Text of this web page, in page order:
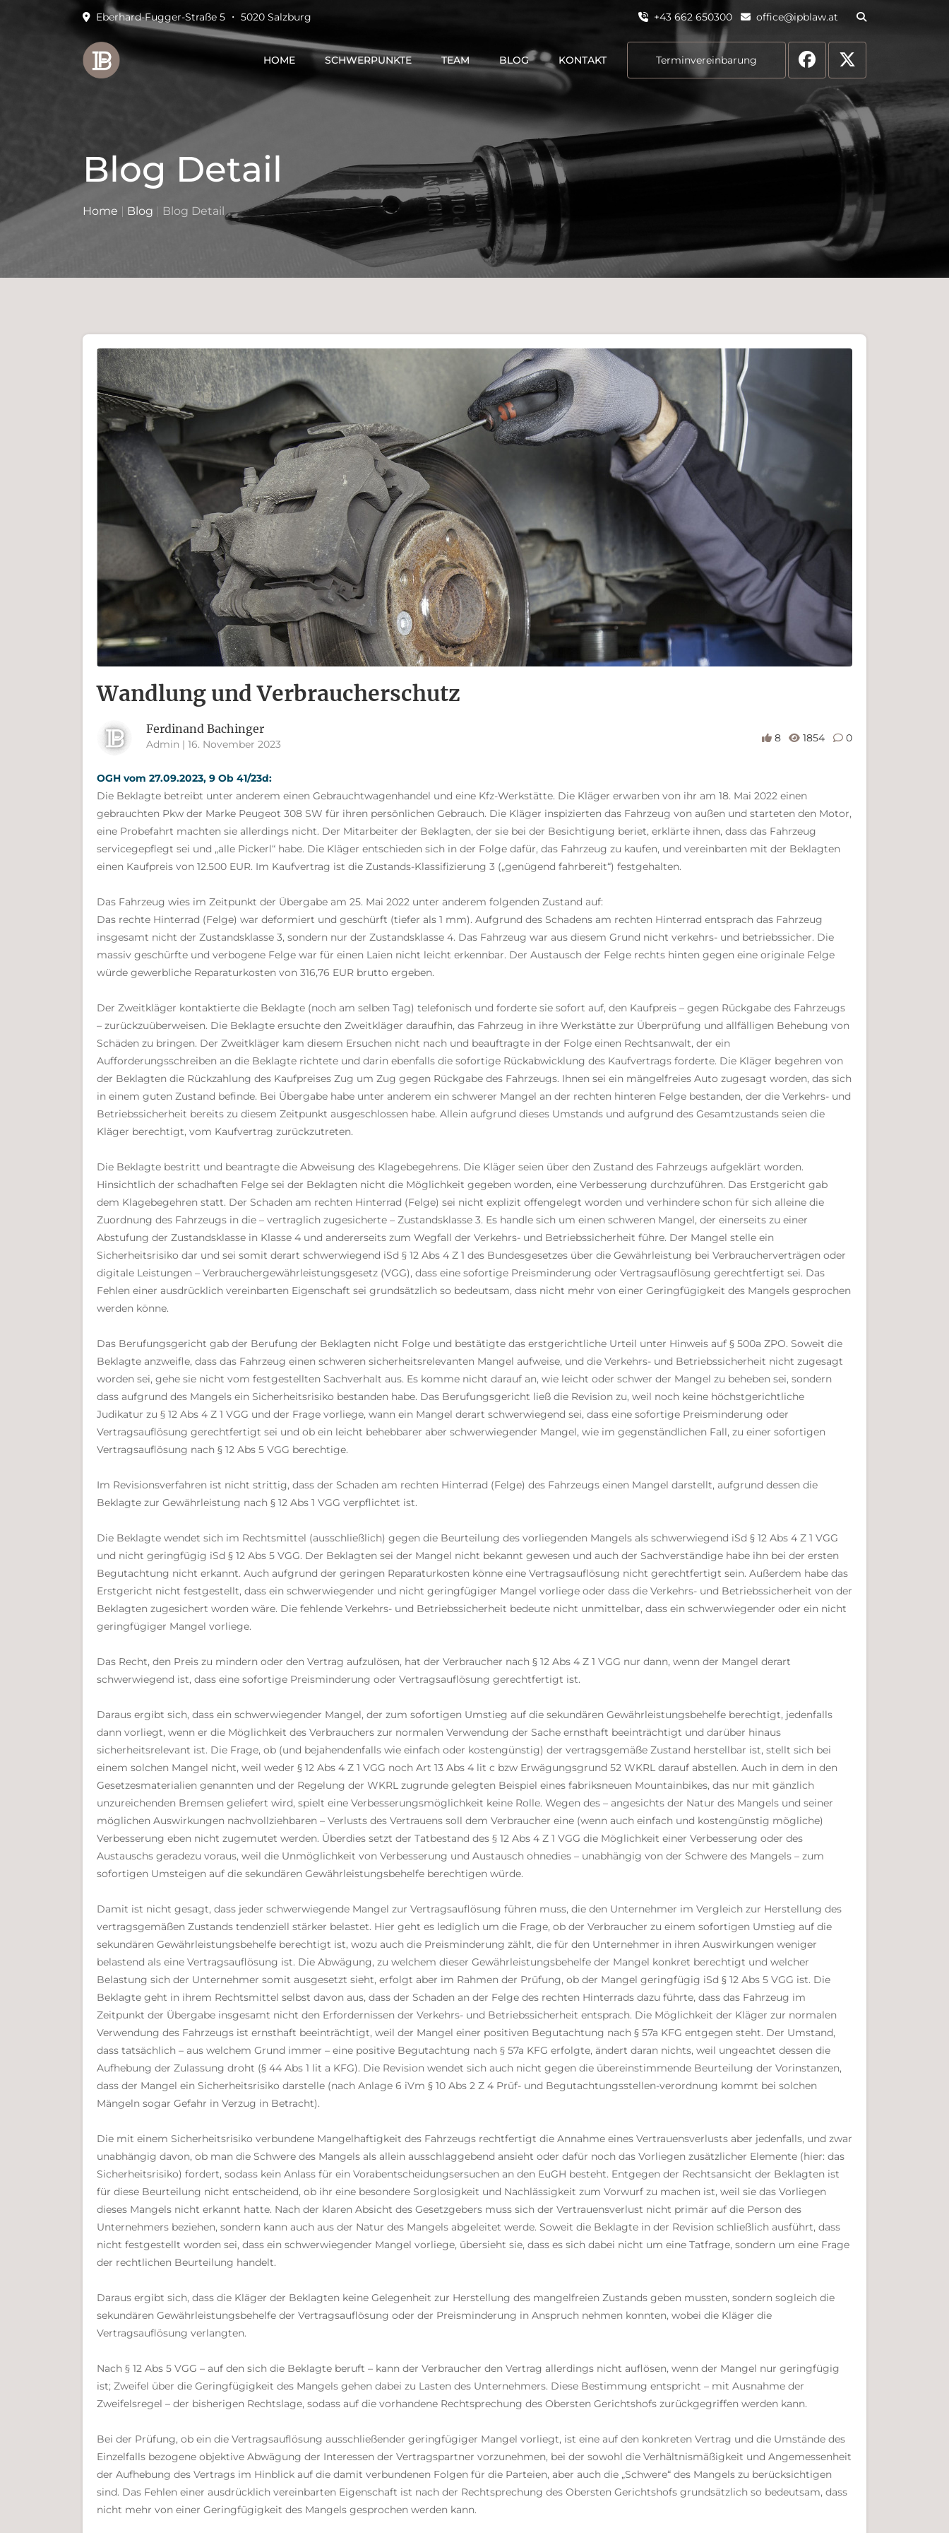
Eberhard-Fugger-Straße 5 ・ 5020 Salzburg +43 662 650300 office@ipblaw.at
HOME SCHWERPUNKTE TEAM BLOG KONTAKT Terminvereinbarung
Blog Detail
Home | Blog | Blog Detail
Wandlung und Verbraucherschutz
Ferdinand Bachinger
Admin | 16. November 2023
8 1854 0
OGH vom 27.09.2023, 9 Ob 41/23d:
Die Beklagte betreibt unter anderem einen Gebrauchtwagenhandel und eine Kfz-Werkstätte. Die Kläger erwarben von ihr am 18. Mai 2022 einen
gebrauchten Pkw der Marke Peugeot 308 SW für ihren persönlichen Gebrauch. Die Kläger inspizierten das Fahrzeug von außen und starteten den Motor,
eine Probefahrt machten sie allerdings nicht. Der Mitarbeiter der Beklagten, der sie bei der Besichtigung beriet, erklärte ihnen, dass das Fahrzeug
servicegepflegt sei und „alle Pickerl“ habe. Die Kläger entschieden sich in der Folge dafür, das Fahrzeug zu kaufen, und vereinbarten mit der Beklagten
einen Kaufpreis von 12.500 EUR. Im Kaufvertrag ist die Zustands-Klassifizierung 3 („genügend fahrbereit“) festgehalten.
Das Fahrzeug wies im Zeitpunkt der Übergabe am 25. Mai 2022 unter anderem folgenden Zustand auf:
Das rechte Hinterrad (Felge) war deformiert und geschürft (tiefer als 1 mm). Aufgrund des Schadens am rechten Hinterrad entsprach das Fahrzeug
insgesamt nicht der Zustandsklasse 3, sondern nur der Zustandsklasse 4. Das Fahrzeug war aus diesem Grund nicht verkehrs- und betriebssicher. Die
massiv geschürfte und verbogene Felge war für einen Laien nicht leicht erkennbar. Der Austausch der Felge rechts hinten gegen eine originale Felge
würde gewerbliche Reparaturkosten von 316,76 EUR brutto ergeben.
Der Zweitkläger kontaktierte die Beklagte (noch am selben Tag) telefonisch und forderte sie sofort auf, den Kaufpreis – gegen Rückgabe des Fahrzeugs
– zurückzuüberweisen. Die Beklagte ersuchte den Zweitkläger daraufhin, das Fahrzeug in ihre Werkstätte zur Überprüfung und allfälligen Behebung von
Schäden zu bringen. Der Zweitkläger kam diesem Ersuchen nicht nach und beauftragte in der Folge einen Rechtsanwalt, der ein
Aufforderungsschreiben an die Beklagte richtete und darin ebenfalls die sofortige Rückabwicklung des Kaufvertrags forderte. Die Kläger begehren von
der Beklagten die Rückzahlung des Kaufpreises Zug um Zug gegen Rückgabe des Fahrzeugs. Ihnen sei ein mängelfreies Auto zugesagt worden, das sich
in einem guten Zustand befinde. Bei Übergabe habe unter anderem ein schwerer Mangel an der rechten hinteren Felge bestanden, der die Verkehrs- und
Betriebssicherheit bereits zu diesem Zeitpunkt ausgeschlossen habe. Allein aufgrund dieses Umstands und aufgrund des Gesamtzustands seien die
Kläger berechtigt, vom Kaufvertrag zurückzutreten.
Die Beklagte bestritt und beantragte die Abweisung des Klagebegehrens. Die Kläger seien über den Zustand des Fahrzeugs aufgeklärt worden.
Hinsichtlich der schadhaften Felge sei der Beklagten nicht die Möglichkeit gegeben worden, eine Verbesserung durchzuführen. Das Erstgericht gab
dem Klagebegehren statt. Der Schaden am rechten Hinterrad (Felge) sei nicht explizit offengelegt worden und verhindere schon für sich alleine die
Zuordnung des Fahrzeugs in die – vertraglich zugesicherte – Zustandsklasse 3. Es handle sich um einen schweren Mangel, der einerseits zu einer
Abstufung der Zustandsklasse in Klasse 4 und andererseits zum Wegfall der Verkehrs- und Betriebssicherheit führe. Der Mangel stelle ein
Sicherheitsrisiko dar und sei somit derart schwerwiegend iSd § 12 Abs 4 Z 1 des Bundesgesetzes über die Gewährleistung bei Verbraucherverträgen oder
digitale Leistungen – Verbrauchergewährleistungsgesetz (VGG), dass eine sofortige Preisminderung oder Vertragsauflösung gerechtfertigt sei. Das
Fehlen einer ausdrücklich vereinbarten Eigenschaft sei grundsätzlich so bedeutsam, dass nicht mehr von einer Geringfügigkeit des Mangels gesprochen
werden könne.
Das Berufungsgericht gab der Berufung der Beklagten nicht Folge und bestätigte das erstgerichtliche Urteil unter Hinweis auf § 500a ZPO. Soweit die
Beklagte anzweifle, dass das Fahrzeug einen schweren sicherheitsrelevanten Mangel aufweise, und die Verkehrs- und Betriebssicherheit nicht zugesagt
worden sei, gehe sie nicht vom festgestellten Sachverhalt aus. Es komme nicht darauf an, wie leicht oder schwer der Mangel zu beheben sei, sondern
dass aufgrund des Mangels ein Sicherheitsrisiko bestanden habe. Das Berufungsgericht ließ die Revision zu, weil noch keine höchstgerichtliche
Judikatur zu § 12 Abs 4 Z 1 VGG und der Frage vorliege, wann ein Mangel derart schwerwiegend sei, dass eine sofortige Preisminderung oder
Vertragsauflösung gerechtfertigt sei und ob ein leicht behebbarer aber schwerwiegender Mangel, wie im gegenständlichen Fall, zu einer sofortigen
Vertragsauflösung nach § 12 Abs 5 VGG berechtige.
Im Revisionsverfahren ist nicht strittig, dass der Schaden am rechten Hinterrad (Felge) des Fahrzeugs einen Mangel darstellt, aufgrund dessen die
Beklagte zur Gewährleistung nach § 12 Abs 1 VGG verpflichtet ist.
Die Beklagte wendet sich im Rechtsmittel (ausschließlich) gegen die Beurteilung des vorliegenden Mangels als schwerwiegend iSd § 12 Abs 4 Z 1 VGG
und nicht geringfügig iSd § 12 Abs 5 VGG. Der Beklagten sei der Mangel nicht bekannt gewesen und auch der Sachverständige habe ihn bei der ersten
Begutachtung nicht erkannt. Auch aufgrund der geringen Reparaturkosten könne eine Vertragsauflösung nicht gerechtfertigt sein. Außerdem habe das
Erstgericht nicht festgestellt, dass ein schwerwiegender und nicht geringfügiger Mangel vorliege oder dass die Verkehrs- und Betriebssicherheit von der
Beklagten zugesichert worden wäre. Die fehlende Verkehrs- und Betriebssicherheit bedeute nicht unmittelbar, dass ein schwerwiegender oder ein nicht
geringfügiger Mangel vorliege.
Das Recht, den Preis zu mindern oder den Vertrag aufzulösen, hat der Verbraucher nach § 12 Abs 4 Z 1 VGG nur dann, wenn der Mangel derart
schwerwiegend ist, dass eine sofortige Preisminderung oder Vertragsauflösung gerechtfertigt ist.
Daraus ergibt sich, dass ein schwerwiegender Mangel, der zum sofortigen Umstieg auf die sekundären Gewährleistungsbehelfe berechtigt, jedenfalls
dann vorliegt, wenn er die Möglichkeit des Verbrauchers zur normalen Verwendung der Sache ernsthaft beeinträchtigt und darüber hinaus
sicherheitsrelevant ist. Die Frage, ob (und bejahendenfalls wie einfach oder kostengünstig) der vertragsgemäße Zustand herstellbar ist, stellt sich bei
einem solchen Mangel nicht, weil weder § 12 Abs 4 Z 1 VGG noch Art 13 Abs 4 lit c bzw Erwägungsgrund 52 WKRL darauf abstellen. Auch in dem in den
Gesetzesmaterialien genannten und der Regelung der WKRL zugrunde gelegten Beispiel eines fabriksneuen Mountainbikes, das nur mit gänzlich
unzureichenden Bremsen geliefert wird, spielt eine Verbesserungsmöglichkeit keine Rolle. Wegen des – angesichts der Natur des Mangels und seiner
möglichen Auswirkungen nachvollziehbaren – Verlusts des Vertrauens soll dem Verbraucher eine (wenn auch einfach und kostengünstig mögliche)
Verbesserung eben nicht zugemutet werden. Überdies setzt der Tatbestand des § 12 Abs 4 Z 1 VGG die Möglichkeit einer Verbesserung oder des
Austauschs geradezu voraus, weil die Unmöglichkeit von Verbesserung und Austausch ohnedies – unabhängig von der Schwere des Mangels – zum
sofortigen Umsteigen auf die sekundären Gewährleistungsbehelfe berechtigen würde.
Damit ist nicht gesagt, dass jeder schwerwiegende Mangel zur Vertragsauflösung führen muss, die den Unternehmer im Vergleich zur Herstellung des
vertragsgemäßen Zustands tendenziell stärker belastet. Hier geht es lediglich um die Frage, ob der Verbraucher zu einem sofortigen Umstieg auf die
sekundären Gewährleistungsbehelfe berechtigt ist, wozu auch die Preisminderung zählt, die für den Unternehmer in ihren Auswirkungen weniger
belastend als eine Vertragsauflösung ist. Die Abwägung, zu welchem dieser Gewährleistungsbehelfe der Mangel konkret berechtigt und welcher
Belastung sich der Unternehmer somit ausgesetzt sieht, erfolgt aber im Rahmen der Prüfung, ob der Mangel geringfügig iSd § 12 Abs 5 VGG ist. Die
Beklagte geht in ihrem Rechtsmittel selbst davon aus, dass der Schaden an der Felge des rechten Hinterrads dazu führte, dass das Fahrzeug im
Zeitpunkt der Übergabe insgesamt nicht den Erfordernissen der Verkehrs- und Betriebssicherheit entsprach. Die Möglichkeit der Kläger zur normalen
Verwendung des Fahrzeugs ist ernsthaft beeinträchtigt, weil der Mangel einer positiven Begutachtung nach § 57a KFG entgegen steht. Der Umstand,
dass tatsächlich – aus welchem Grund immer – eine positive Begutachtung nach § 57a KFG erfolgte, ändert daran nichts, weil ungeachtet dessen die
Aufhebung der Zulassung droht (§ 44 Abs 1 lit a KFG). Die Revision wendet sich auch nicht gegen die übereinstimmende Beurteilung der Vorinstanzen,
dass der Mangel ein Sicherheitsrisiko darstelle (nach Anlage 6 iVm § 10 Abs 2 Z 4 Prüf- und Begutachtungsstellen-verordnung kommt bei solchen
Mängeln sogar Gefahr in Verzug in Betracht).
Die mit einem Sicherheitsrisiko verbundene Mangelhaftigkeit des Fahrzeugs rechtfertigt die Annahme eines Vertrauensverlusts aber jedenfalls, und zwar
unabhängig davon, ob man die Schwere des Mangels als allein ausschlaggebend ansieht oder dafür noch das Vorliegen zusätzlicher Elemente (hier: das
Sicherheitsrisiko) fordert, sodass kein Anlass für ein Vorabentscheidungsersuchen an den EuGH besteht. Entgegen der Rechtsansicht der Beklagten ist
für diese Beurteilung nicht entscheidend, ob ihr eine besondere Sorglosigkeit und Nachlässigkeit zum Vorwurf zu machen ist, weil sie das Vorliegen
dieses Mangels nicht erkannt hatte. Nach der klaren Absicht des Gesetzgebers muss sich der Vertrauensverlust nicht primär auf die Person des
Unternehmers beziehen, sondern kann auch aus der Natur des Mangels abgeleitet werde. Soweit die Beklagte in der Revision schließlich ausführt, dass
nicht festgestellt worden sei, dass ein schwerwiegender Mangel vorliege, übersieht sie, dass es sich dabei nicht um eine Tatfrage, sondern um eine Frage
der rechtlichen Beurteilung handelt.
Daraus ergibt sich, dass die Kläger der Beklagten keine Gelegenheit zur Herstellung des mangelfreien Zustands geben mussten, sondern sogleich die
sekundären Gewährleistungsbehelfe der Vertragsauflösung oder der Preisminderung in Anspruch nehmen konnten, wobei die Kläger die
Vertragsauflösung verlangten.
Nach § 12 Abs 5 VGG – auf den sich die Beklagte beruft – kann der Verbraucher den Vertrag allerdings nicht auflösen, wenn der Mangel nur geringfügig
ist; Zweifel über die Geringfügigkeit des Mangels gehen dabei zu Lasten des Unternehmers. Diese Bestimmung entspricht – mit Ausnahme der
Zweifelsregel – der bisherigen Rechtslage, sodass auf die vorhandene Rechtsprechung des Obersten Gerichtshofs zurückgegriffen werden kann.
Bei der Prüfung, ob ein die Vertragsauflösung ausschließender geringfügiger Mangel vorliegt, ist eine auf den konkreten Vertrag und die Umstände des
Einzelfalls bezogene objektive Abwägung der Interessen der Vertragspartner vorzunehmen, bei der sowohl die Verhältnismäßigkeit und Angemessenheit
der Aufhebung des Vertrags im Hinblick auf die damit verbundenen Folgen für die Parteien, aber auch die „Schwere“ des Mangels zu berücksichtigen
sind. Das Fehlen einer ausdrücklich vereinbarten Eigenschaft ist nach der Rechtsprechung des Obersten Gerichtshofs grundsätzlich so bedeutsam, dass
nicht mehr von einer Geringfügigkeit des Mangels gesprochen werden kann.